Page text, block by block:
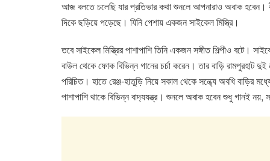
b
o
o
k
A
p
p
dI
n
আজ বলতে চলেছি যার প্রতিভার কথা শুনলে আপনারাও অবাক হবেন।
দিকে ছড়িয়ে পড়েছে। যিনি পেশায় একজন সাইকেল মিস্ত্রি।
তবে সাইকেল মিস্ত্রির পাশাপাশি তিনি একজন সঙ্গীত শিল্পীও বটে।
বাউল থেকে ফোক বিভিন্ন গানের চর্চা করেন। তার বাড়ি রামপুরহাট দুই
পরিচিত। হাতে রেঞ্জ-হাতুড়ি নিয়ে সকাল থেকে সন্ধ্যে অবধি বাড়ির
পাশাপাশি থাকে বিভিন্ন বাদ‍্যযন্ত্র। শুনলে অবাক হবেন শুধু গানই নয়,